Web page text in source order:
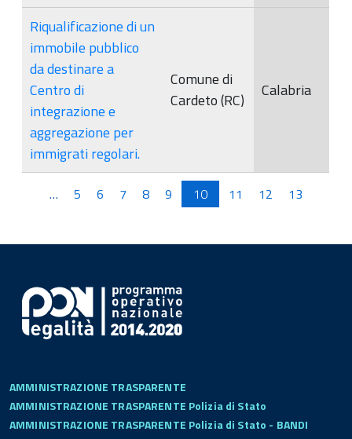
Riqualificazione di un
immobile pubblico
da destinare a
Centro di
integrazione e
aggregazione per
immigrati regolari.
Comune di
Cardeto (RC)
Calabria
… 5 6 7 8 9 10 11 12 13
AMMINISTRAZIONE TRASPARENTE
AMMINISTRAZIONE TRASPARENTE Polizia di Stato
AMMINISTRAZIONE TRASPARENTE Polizia di Stato - BANDI